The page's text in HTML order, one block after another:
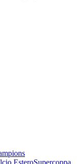
EsteroSupercoppa